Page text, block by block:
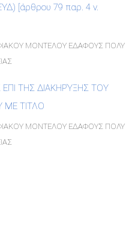
[άρθρου 79 παρ. 4 ν.
ΜΟΝΤΕΛΟΥ ΕΔΑΦΟΥΣ ΠΟΛΥ
ΕΠΙ ΤΗΣ ΔΙΑΚΗΡΎΞΗΣ ΤΟΥ
ΜΕ ΤΙΤΛΟ
ΜΟΝΤΕΛΟΥ ΕΔΑΦΟΥΣ ΠΟΛΥ